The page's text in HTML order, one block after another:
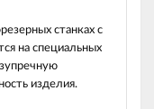
станках с
на специальных
изделия.